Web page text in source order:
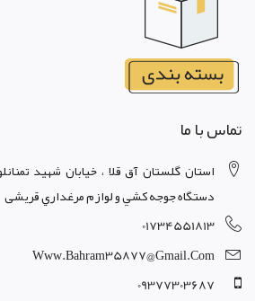
تماس با ما
دستگاه جوجه کشي و لوازم مرغداري قریشی
01734551813
Www.bahram35877@gmail.com
09377303687